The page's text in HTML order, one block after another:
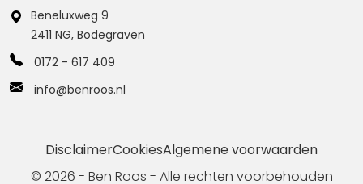
Beneluxweg 9
2411 NG, Bodegraven
0172 - 617 409
info@benroos.nl
© 2026 - Ben Roos - Alle rechten voorbehouden
DisclaimerCookiesAlgemene voorwaarden